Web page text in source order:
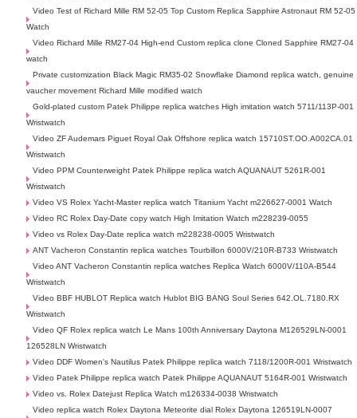
Video Test of Richard Mille RM 52-05 Top Custom Replica Sapphire Astronaut RM 52-05
Watch
Video Richard Mille RM27-04 High-end Custom replica clone Cloned Sapphire RM27-04
watch
Private customization Black Magic RM35-02 Snowflake Diamond replica watch, genuine
vaucher movement Richard Mille modified watch
Gold-plated custom Patek Philippe replica watches High imitation watch 5711/113P-001
Wristwatch
Video ZF Audemars Piguet Royal Oak Offshore replica watch 15710ST.OO.A002CA.01
Wristwatch
Video PPM Counterweight Patek Philippe replica watch AQUANAUT 5261R-001
Wristwatch
Video VS Rolex Yacht-Master replica watch Titanium Yacht m226627-0001 Watch
Video RC Rolex Day-Date copy watch High Imitation Watch m228239-0055
Video vs Rolex Day-Date replica watch m228238-0005 Wristwatch
ANT Vacheron Constantin replica watches Tourbillon 6000V/210R-B733 Wristwatch
Video ANT Vacheron Constantin replica watches Replica Watch 6000V/110A-B544
Wristwatch
Video BBF HUBLOT Replica watch Hublot BIG BANG Soul Series 642.OL.7180.RX
Wristwatch
Video QF Rolex replica watch Le Mans 100th Anniversary Daytona M126529LN-0001
126528LN Wristwatch
Video DDF Women's Nautilus Patek Philippe replica watch 7118/1200R-001 Wristwatch
Video Patek Philippe replica watch Patek Philippe AQUANAUT 5164R-001 Wristwatch
Video vs. Rolex Datejust Replica Watch m126334-0038 Wristwatch
Video replica watch Rolex Daytona Meteorite dial Rolex Daytona 126519LN-0007